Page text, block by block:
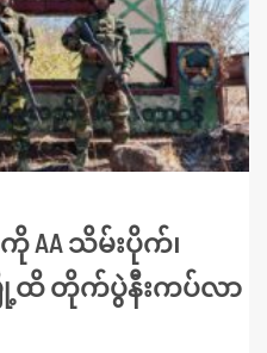
AA သိမ်းပိုက်၊
ြို့ထိ တိုက်ပွဲနီးကပ်လာ